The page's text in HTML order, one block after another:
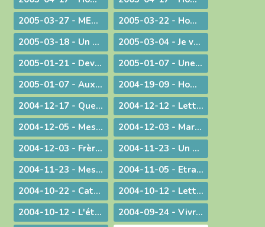
2005-03-27 - MESSAGE PASCAL 2005 : Marcher avec nos jambes !
2005-03-22 - Homélie pour la messe chrismale
2005-03-18 - Un degré de plus !
2005-03-04 - Je vais devenir plus pratiquant
2005-01-21 - Devant l'absurde
2005-01-07 - Une conscience planétaire
2005-01-07 - Aux portes du bonheur !
2004-19-09 - Homélie pour la Messe retransmise par la télévision depuis l'abbatiale d'Ambronay
2004-12-17 - Quelle Famille ?
2004-12-12 - Lettre aux prêtres
2004-12-05 - Message lors de la Messe d'au revoir à St-Didier-sur-Chalaronne
2004-12-03 - Marie, le premier tabernacle de l'histoire
2004-12-03 - Frère Gabriel Taborin, à l'école de la Sainte Famille
2004-11-23 - Un peu d'air frais !
2004-11-23 - Message lors du coup d'envoi pour les JMJ !
2004-11-05 - Etranges, surprenantes Béatitudes
2004-10-22 - Catécoeur ! Jésus est mon trésor
2004-10-12 - Lettre aux prêtres
2004-10-12 - L'étrange pouvoir du clown
2004-09-24 - Vivre en Eglise